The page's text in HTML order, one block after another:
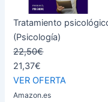
Tratamiento
(Psicología)
22,50€
21,37€
VER OFERTA
Amazon.es